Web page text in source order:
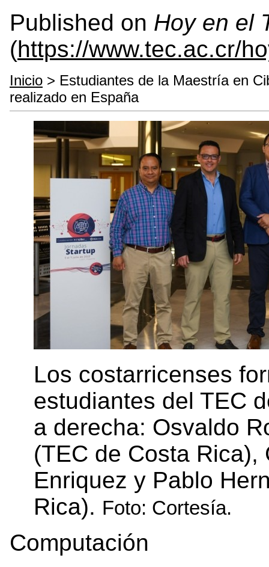
Published on Hoy en el
(https://www.tec.ac.cr/
Inicio > Estudiantes de la Maestría en
realizado en España
Los costarricenses
estudiantes del TEC
a derecha: Osvaldo
(TEC de Costa Rica),
Enriquez y Pablo
Rica). Foto: Cortesía.
Computación